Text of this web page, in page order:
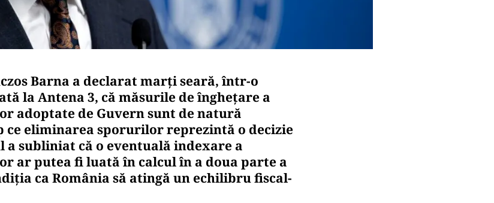
Barna a declarat marți seară, într-o
la Antena 3, că măsurile de înghețare a
adoptate de Guvern sunt de natură
eliminarea sporurilor reprezintă o decizie
subliniat că o eventuală indexare a
ar putea fi luată în calcul în a doua parte a
ca România să atingă un echilibru fiscal-